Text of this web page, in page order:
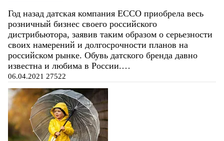
Год назад датская компания ECCO приобрела весь
розничный бизнес своего российского
дистрибьютора, заявив таким образом о серьезности
своих намерений и долгосрочности планов на
российском рынке. Обувь датского бренда давно
известна и любима в России.…
06.04.2021 27522